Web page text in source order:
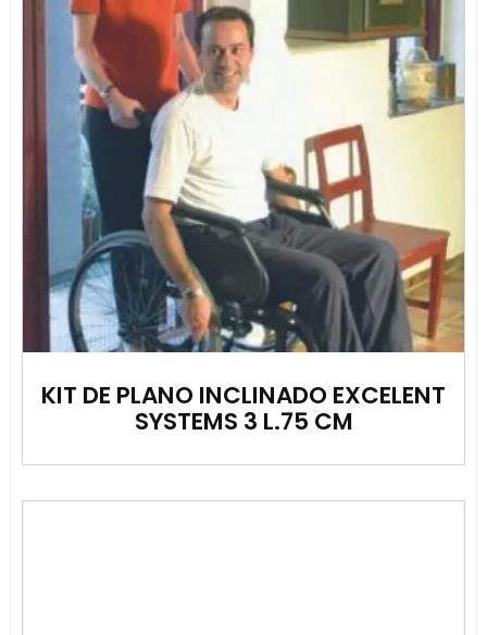
KIT DE PLANO INCLINADO EXCELENT
SYSTEMS 3 L.75 CM